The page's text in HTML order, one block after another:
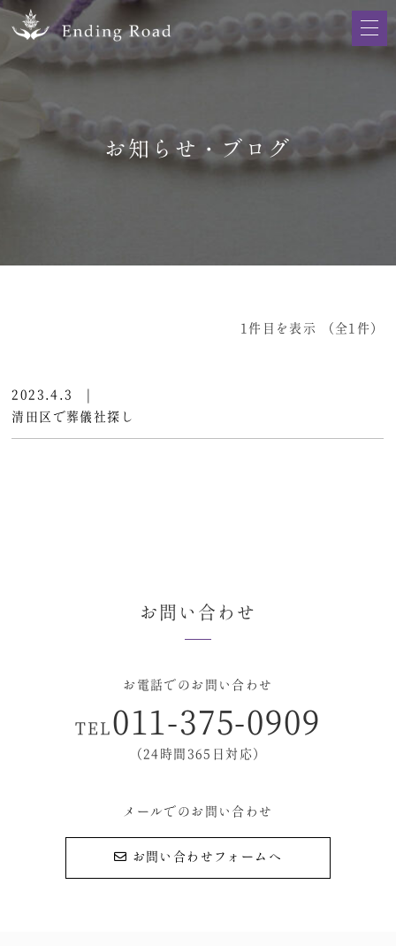
お知らせ・ブログ
1件目を表示 （全1件）
2023.4.3
清田区で葬儀社探し
お問い合わせ
お電話でのお問い合わせ
TEL011-375-0909
（24時間365日対応）
メールでのお問い合わせ
お問い合わせフォームへ